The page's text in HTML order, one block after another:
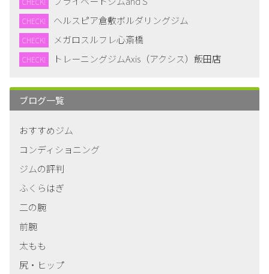
CHECK! ヘルスピア倉敷ボルダリングジム
CHECK! メガロスルフレ心斎橋
CHECK! トレーニングジムAxis（アクシス）飯田店
ブログ一覧
おすすめジム
コンディショニング
ジムの評判
ふくらはぎ
二の腕
前腕
太もも
尻・ヒップ